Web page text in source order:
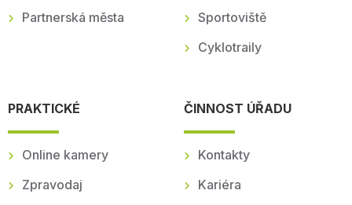
Partnerská města
Sportoviště
Cyklotraily
PRAKTICKÉ
Online kamery
Zpravodaj
ČINNOST ÚŘADU
Kontakty
Kariéra